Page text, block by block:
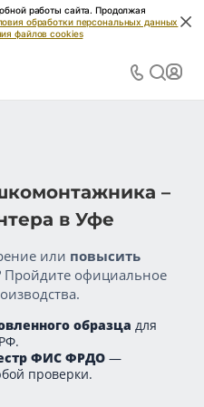
работы сайта. Продолжая
обработки персональных данных
файлов cookies
–
в Уфе
или повысить
Пройдите официальное
образца для
ФИС ФРДО —
проверки.